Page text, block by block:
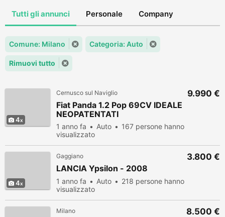
Tutti gli annunci Personale Company
Comune: Milano Categoria: Auto
Rimuovi tutto
4
Cernusco sul Naviglio
Fiat Panda 1.2 Pop 69CV IDEALE
NEOPATENTATI
1 anno fa Auto
167 persone hanno
visualizzato
9.990 €
4
Gaggiano
LANCIA Ypsilon - 2008
1 anno fa Auto
218 persone hanno
visualizzato
3.800 €
Milano 8.500 €